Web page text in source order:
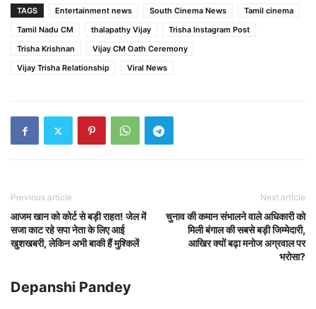
TAGS Entertainment news South Cinema News
Tamil cinema
Tamil Nadu CM
thalapathy Vijay
Trisha Instagram Post
Trisha Krishnan
Vijay CM Oath Ceremony
Vijay Trisha Relationship
Viral News
Previous article
आजम खान को कोर्ट से बड़ी राहत! जेल में
सजा काट रहे सपा नेता के लिए आई
खुशखबरी, लेकिन अभी बाकी हैं मुश्किलें
Next article
चुनाव की कमान संभालने वाले अधिकारी को
मिली बंगाल की सबसे बड़ी जिम्मेदारी,
आखिर क्यों बढ़ा मनोज अग्रवाल पर
भरोसा?
Depanshi Pandey